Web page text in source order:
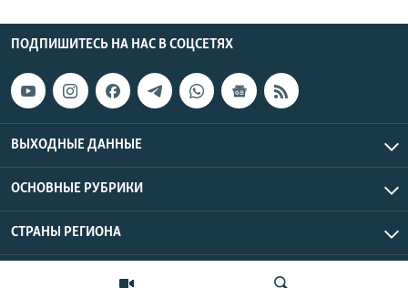
ПОДПИШИТЕСЬ НА НАС В СОЦСЕТЯХ
ВЫХОДНЫЕ ДАННЫЕ
ОСНОВНЫЕ РУБРИКИ
СТРАНЫ РЕГИОНА
Азаттык Азия © 2026 RFE/RL, Inc. | Все права защищены.